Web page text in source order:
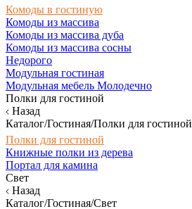
Комоды в гостиную
Комоды из массива
Комоды из массива дуба
Комоды из массива сосны
Недорого
Модульная гостиная
Модульная мебель Молодечно
Полки для гостиной
Назад
Каталог/Гостиная/Полки для гостиной
Полки для гостиной
Книжные полки из дерева
Портал для камина
Свет
Назад
Каталог/Гостиная/Свет